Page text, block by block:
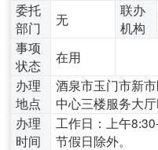
委托
部门
无
联办
机构
事项
状态
在用
办理
地点
酒泉市玉门市新
中心三楼服务大
办理
时间
工作日：上午
节假日除外。